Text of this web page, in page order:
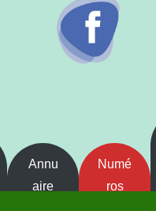
Annu
aire
Numé
ros